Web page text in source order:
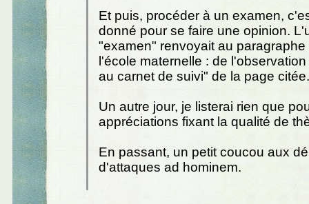
Et puis, procéder à un examen,
donné pour se faire une opinion.
"examen" renvoyait au
l'école maternelle : de
au carnet de suivi" de la page citée.
Un autre jour, je listerai rien que
appréciations fixant la qualité de
En passant, un petit coucou aux
d'attaques ad hominem.